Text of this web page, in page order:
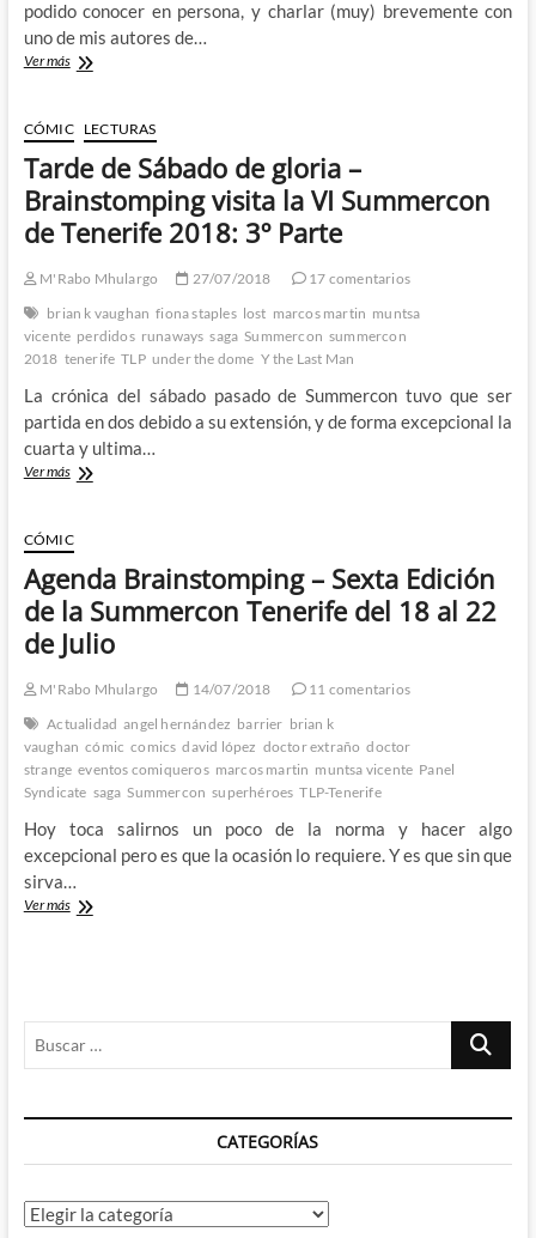
podido conocer en persona, y charlar (muy) brevemente con
uno de mis autores de…
Ver másDomingo
y
de
sorpresas
–
Brainstomping
visita
VI
de
Tenerife
2018:
y
ultima
Parte
CÓMIC LECTURAS
Tarde de Sábado de gloria –
Brainstomping visita la VI Summercon
de Tenerife 2018: 3º Parte
M'Rabo Mhulargo 27/07/2018
17 comentarios
brian k vaughan fiona staples lost marcos martin muntsa
vicente perdidos runaways saga Summercon summercon
2018 tenerife TLP under the dome Y the Last Man
La crónica del sábado pasado de Summercon tuvo que ser
partida en dos debido a su extensión, y de forma excepcional la
cuarta y ultima…
Ver másTarde
de
gloria
–
Brainstomping
visita
la
Summercon
Tenerife
2018:
3º
Parte
CÓMIC
Agenda Brainstomping – Sexta Edición
de la Summercon Tenerife del 18 al 22
de Julio
M'Rabo Mhulargo 14/07/2018
11 comentarios
Actualidad angel hernández barrier brian k
vaughan cómic comics david lópez doctor extraño doctor
strange eventos comiqueros marcos martin muntsa vicente Panel
Syndicate saga Summercon superhéroes TLP-Tenerife
Hoy toca salirnos un poco de la norma y hacer algo
excepcional pero es que la ocasión lo requiere. Y es que sin que
sirva…
Ver másAgenda
Summercon
Tenerife
18
22
Julio
Buscar
CATEGORÍAS
Categorías